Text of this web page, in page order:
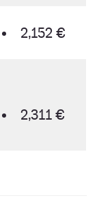
2,152 €
2,311 €